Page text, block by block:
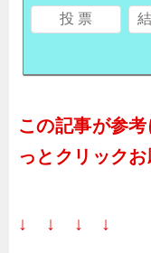
この記事が参
っとクリック
↓ ↓ ↓ ↓